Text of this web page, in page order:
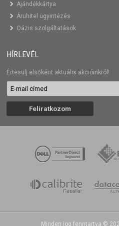
Ajándékkártya
Áruhitel ügyintézés
Oázis szolgáltatások
HÍRLEVÉL
Értesülj elsőként aktuális akcióinkról!
Minden jog fenntartva ©